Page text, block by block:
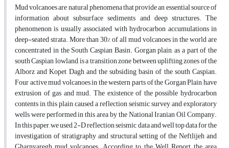
Mud volcanoes are natural phenomena that provide an essential source of
information about subsurface sediments and deep structures. The
phenomenon is usually associated with hydrocarbon accumulations in
deep-seated strata. More than 30% of all mud volcanoes in the world are
concentrated in the South Caspian Basin. Gorgan plain, as a part of the
south Caspian lowland, is a transition zone between uplifting zones of the
Alborz and Kopet Dagh and the subsiding basin of the south Caspian.
Four active mud volcanoes in the western parts of the Gorgan Plain have
extrusion of gas and mud. The existence of the possible hydrocarbon
contents in this plain caused a reflection seismic survey and exploratory
wells were performed in this area by the National Iranian Oil Company.
In this paper, we used 2-D reflection seismic data and well top data for the
investigation of stratigraphy and structural setting of the Neftlijeh and